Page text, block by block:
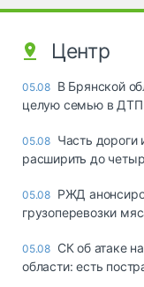
Центр
05.08 В Брянской
целую семью в ДТП
05.08 Часть дороги
расширить до
05.08 РЖД
грузоперевозки
05.08 СК об атаке
области: есть